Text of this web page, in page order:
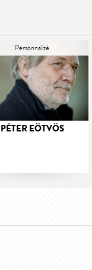
Personnalité
PÉTER EÖTVÖS